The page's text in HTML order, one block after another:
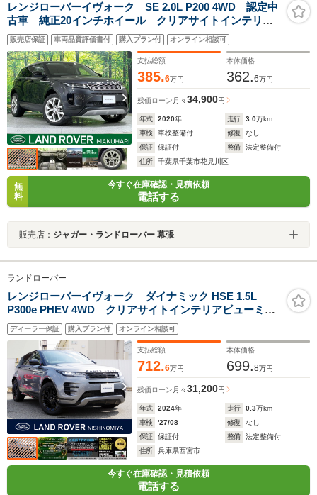
レンジローバーイヴォーク SE 2.0L P200 4WD 認定中
古車 純正20インチホイール クリアサイトインテリア
ビューミラー シートメモリー フロントシートヒー
ター キーレスエントリー フロントパワーシート
アダプティブクルーズコントロール
販売店保証 車両品質評価書付 購入プラン付 オンライン相談可
支払総額
385.6万円
本体価格
362.6万円
残価ローン 月々34,900円
年式 2020年 走行 3.0万km
車検
車検整備付 修復
なし
保証
保証付 整備
法定整備付
住所
千葉県千葉市花見川区
無
料
今すぐ在庫確認・見積依頼
電話する
販売店： ジャガー・ランドローバー 幕張
ランドローバー
レンジローバーイヴォーク ダイナミック HSE 1.5L
P300e PHEV 4WD クリアサイトインテリアビューミラ
ー・スライディングルーフ・プライバシーガラス・ブラ
ックパック・ブラックコントラストルーフ・20インチア
ルミホイール・当店デモカーUP
ディーラー保証 購入プラン付 オンライン相談可
支払総額
712.6万円
本体価格
699.8万円
残価ローン 月々31,200円
年式 2024年 走行 0.3万km
車検
'27/08 修復
なし
保証
保証付 整備
法定整備付
住所
兵庫県西宮市
今すぐ在庫確認・見積依頼
電話する